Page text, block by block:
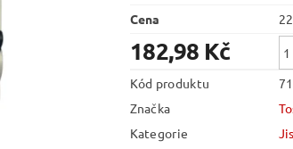
Cena
182,98 Kč
Kód produktu
71
Značka
Kategorie